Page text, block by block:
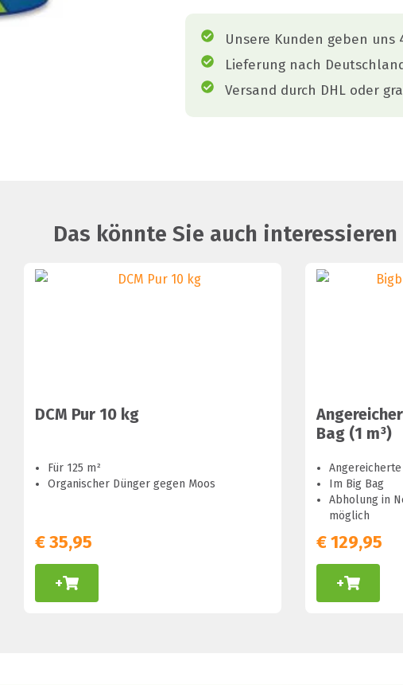
Unsere Kunden geben uns
Lieferung nach
Versand durch DHL oder
Das könnte Sie auch interessieren
DCM Pur 10 kg
Für 125 m²
Organischer Dünger gegen Moos
€35,95
+
Bag (1 m³)
Im Big Bag
Abholung in
möglich
€129,95
+